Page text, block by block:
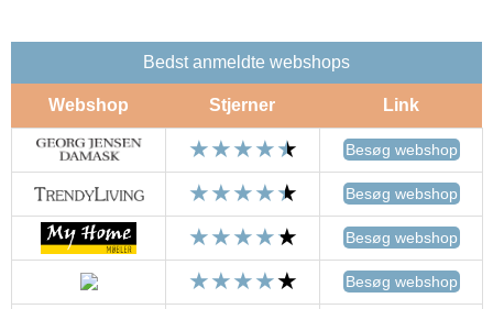
Bedst anmeldte webshops
Webshop Stjerner Link
Besøg webshop
Besøg webshop
Besøg webshop
Besøg webshop